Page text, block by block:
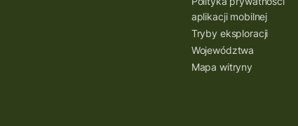
aplikacji mobilnej
Tryby eksploracji
Województwa
Mapa witryny